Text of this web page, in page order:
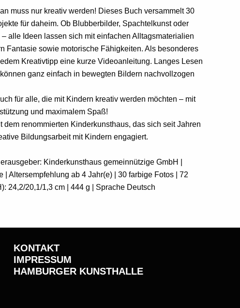
muss nur kreativ werden! Dieses Buch versammelt 30
für daheim. Ob Blubberbilder, Spachtelkunst oder
– alle Ideen lassen sich mit einfachen Alltagsmaterialien
Fantasie sowie motorische Fähigkeiten. Als besonderes
Kreativtipp eine kurze Videoanleitung. Langes Lesen
ganz einfach in bewegten Bildern nachvollzogen
für alle, die mit Kindern kreativ werden möchten – mit
und maximalem Spaß!
dem renommierten Kinderkunsthaus, das sich seit Jahren
Bildungsarbeit mit Kindern engagiert.
Kinderkunsthaus gemeinnützige GmbH |
| Altersempfehlung ab 4 Jahr(e) | 30 farbige Fotos | 72
24,2/20,1/1,3 cm | 444 g | Sprache Deutsch
KONTAKT
IMPRESSUM
HAMBURGER KUNSTHALLE